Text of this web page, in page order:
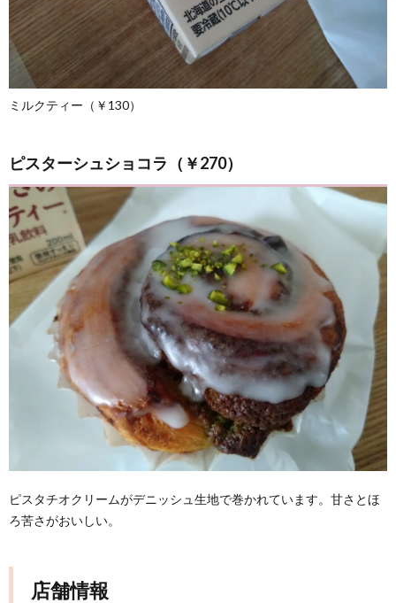
ミルクティー（￥130）
ピスターシュショコラ（￥270）
ピスタチオクリームがデニッシュ生地で巻かれています。甘さとほ
ろ苦さがおいしい。
店舗情報